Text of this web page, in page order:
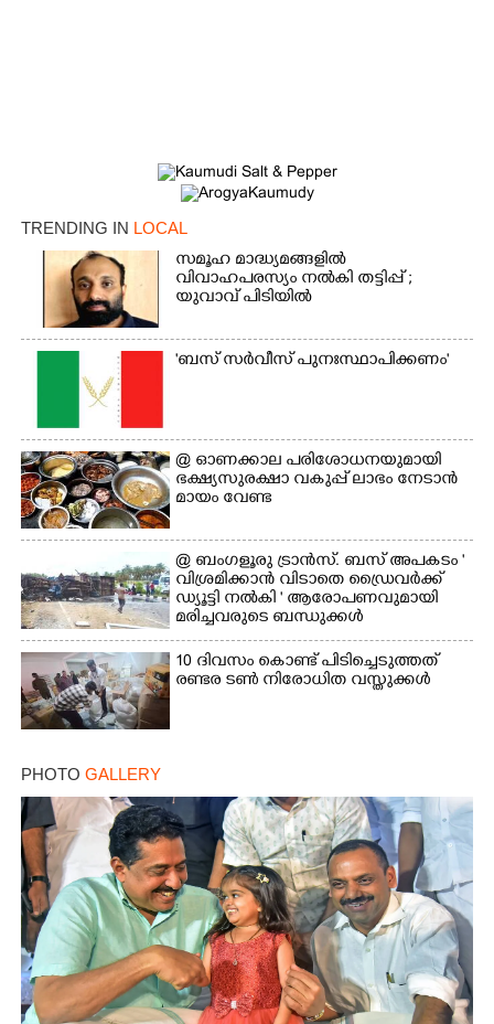
TRENDING IN LOCAL
സമൂഹ മാദ്ധ്യമങ്ങളിൽ
വിവാഹപരസ്യം നൽകി തട്ടിപ്പ് ;
യുവാവ് പിടിയിൽ
'ബസ് സർവീസ് പുനഃസ്ഥാപിക്കണം'
@​​​​​​​ ഓണക്കാല പരിശോധനയുമായി
ഭക്ഷ്യസുരക്ഷാ വകുപ്പ് ലാഭം നേടാൻ
മായം വേണ്ട
@ ബംഗളൂരു ട്രാൻസ്. ബസ് അപകടം '
വി​ശ്ര​മിക്കാൻ വിടാതെ ഡ്രൈ​വ​ർ​ക്ക്
ഡ്യൂട്ടി നൽകി ' ആരോപണവുമായി
മരിച്ചവരുടെ ബന്ധുക്കൾ
10 ദിവസം കൊണ്ട് പിടിച്ചെടുത്തത്
രണ്ടര ടൺ നിരോധിത വസ്തുക്കൾ
PHOTO GALLERY
Share this link
Copy Link